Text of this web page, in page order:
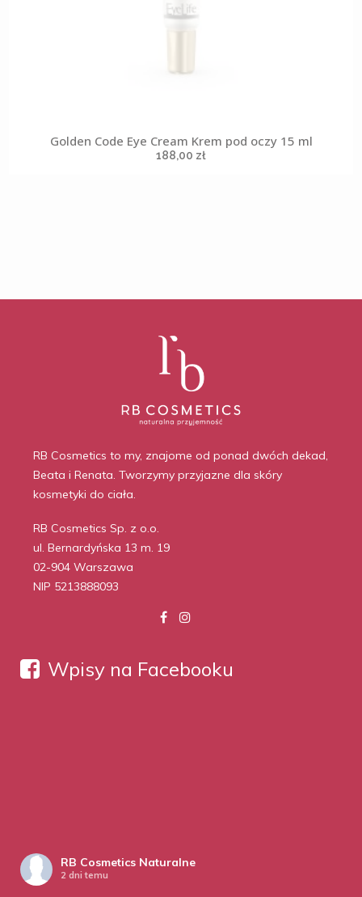
Golden Code Eye Cream Krem pod oczy 15 ml
188,00 zł
RB Cosmetics to my, znajome od ponad dwóch dekad,
Beata i Renata. Tworzymy przyjazne dla skóry
kosmetyki do ciała.
RB Cosmetics Sp. z o.o.
ul. Bernardyńska 13 m. 19
02-904 Warszawa
NIP 5213888093
Wpisy na Facebooku
RB Cosmetics Naturalne
2 dni temu